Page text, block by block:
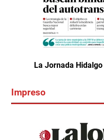
La Jornada
Impreso